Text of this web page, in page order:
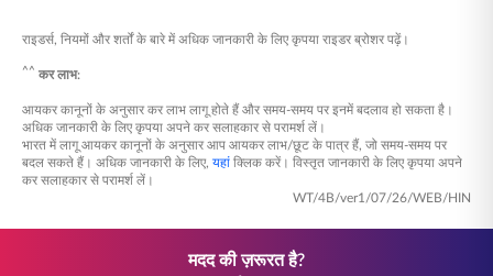
राइडर्स, नियमों और शर्तों के बारे में अधिक जानकारी के लिए कृपया राइडर ब्रोशर पढ़ें।
^^ कर लाभ:
आयकर कानूनों के अनुसार कर लाभ लागू होते हैं और समय-समय पर इनमें बदलाव हो सकता है।
अधिक जानकारी के लिए कृपया अपने कर सलाहकार से परामर्श लें।
भारत में लागू आयकर कानूनों के अनुसार आप आयकर लाभ/छूट के पात्र हैं, जो समय-समय पर
बदल सकते हैं। अधिक जानकारी के लिए, यहां क्लिक करें। विस्तृत जानकारी के लिए कृपया अपने
कर सलाहकार से परामर्श लें।
WT/4B/ver1/07/26/WEB/HIN
मदद की ज़रूरत है?